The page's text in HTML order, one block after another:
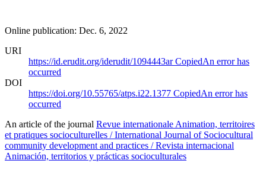
Online publication: Dec. 6, 2022
URI
https://id.erudit.org/iderudit/1094443arCopiedAn error has
occurred
DOI
https://doi.org/10.55765/atps.i22.1377 CopiedAn error has
occurred
An article of the journal Revue internationale Animation, territoires
et pratiques socioculturelles / International Journal of Sociocultural
community development and practices / Revista internacional
Animación, territorios y prácticas socioculturales